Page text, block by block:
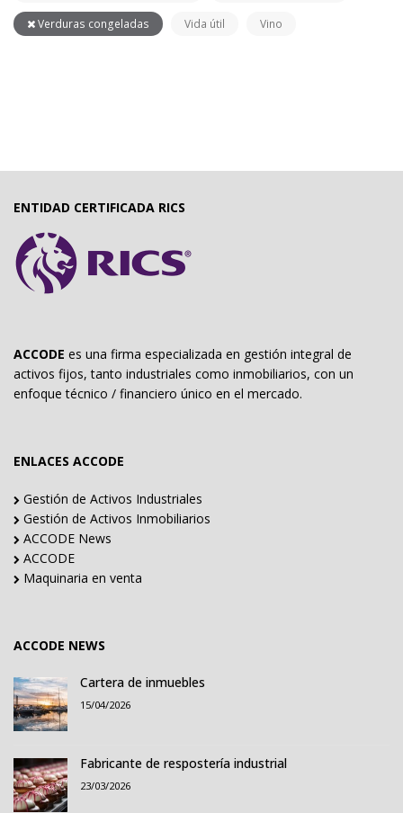
Verduras congeladas Vida útil Vino
ENTIDAD CERTIFICADA RICS
ACCODE es una firma especializada en gestión integral de
activos fijos, tanto industriales como inmobiliarios, con un
enfoque técnico / financiero único en el mercado.
ENLACES ACCODE
Gestión de Activos Industriales
Gestión de Activos Inmobiliarios
ACCODE News
ACCODE
Maquinaria en venta
ACCODE NEWS
Cartera de inmuebles
15/04/2026
Fabricante de respostería industrial
23/03/2026